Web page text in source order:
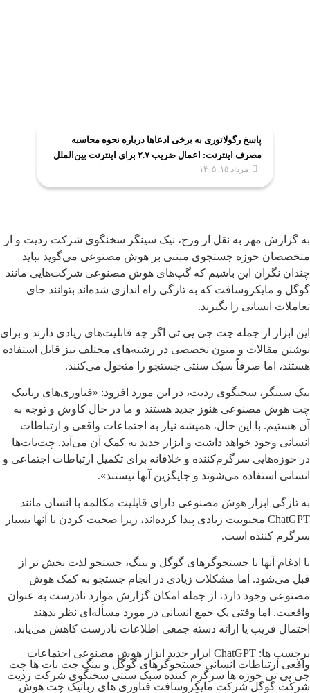
پاسخ رگولاتوری به برخی ادعاها درباره نحوه محاسبه
مصرف اینترنت: اعمال ضریب ۲.۷ برای اینترنت بین‌الملل
صحت ندارد
مرداد ۱۵, ۱۴۰۵
به گزارش مهر به نقل از ورج، نیک سینگر سخنگوی شرکت ردیت و از
متخصصان حوزه جستجوی مبتنی بر هوش مصنوعی می‌گوید نباید
چندان نگران این باشیم که گپ‌های هوش مصنوعی شرکت‌هایی مانند
گوگل و مایکروسافت که به تازگی راه اندازی شده‌اند بتوانند جای
تعاملات انسانی را بگیرند.
این ابزار از جمله چت جی پی تی اگر چه قابلیت‌های زیادی دارند و برای
نوشتن مقالات و متون تخصصی در رشته‌های مختلف نیز قابل استفاده
هستند، اما صرفاً سبک سنتی جستجو را متحول می‌کنند.
نیک سینگر، سخنگوی ردیت، در این مورد افزود: «فناوری‌های رباتیک
چت هوش مصنوعی هنوز جدید هستند و ما در حال کاوش و توجه به
آن هستیم. با این حال، همیشه نیاز به اجتماعات واقعی و ارتباطات
انسانی وجود خواهد داشت و ابزار جدید به کمک آن می‌آید. چت‌بات‌ها
در حوزه‌هایی سرگرم‌کننده و خلاقانه برای تکمیل ارتباطات اجتماعی و
انسانی استفاده می‌شوند و جایگزین آنها نیستند».
به تازگی ابزار هوش مصنوعی دارای قابلیت مکالمه با انسان مانند
ChatGPT محبوبیت زیادی پیدا کرده‌اند، زیرا صحبت کردن با آنها بسیار
سرگرم کننده است.
با ادغام آنها با جستجوگرهای گوگل و بینگ، جستجو لذت بخش تر از
قبل می‌شود. اما مشکلات زیادی در انجام جستجو به کمک هوش
مصنوعی وجود دارد، از جمله امکان گزارش موارد نادرست به عنوان
واقعیت. اما وقتی یک جمع انسانی در مورد مسأله‌ای نظر بدهند
احتمال فریب یا ارائه دسته جمعی اطلاعات نادرست کاهش می‌یابد.
برچسب ها: ChatGPT ابزار جدید ابزار هوش مصنوعی اجتماعات
واقعی ارتباطات انسانی جستجوگرهای گوگل و بینگ چت بات ها چت
جی پی تی حوزه ها سرگرم کننده سبک سنتی سخنگوی شرکت ردیت
شرکت گوگل شرکت مایکروسافت فناوری های رباتیک چت هوش